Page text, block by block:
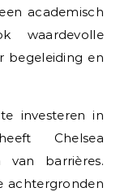
academisch
waardevolle
begeleiding en
investeren in
Chelsea
van barrières.
achtergronden